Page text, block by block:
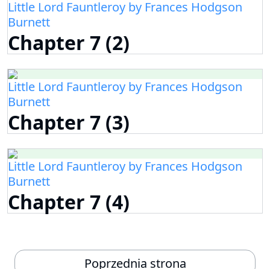
Little Lord Fauntleroy by Frances Hodgson
Burnett
Chapter 7 (2)
Little Lord Fauntleroy by Frances Hodgson
Burnett
Chapter 7 (3)
Little Lord Fauntleroy by Frances Hodgson
Burnett
Chapter 7 (4)
Poprzednia strona